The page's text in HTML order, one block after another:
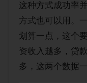
这种方式成功率
方式也可以用。
划算一点，这个
资收入越多，贷
多，这两个数据